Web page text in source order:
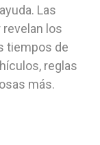
Las
los
tiempos de
reglas
más.